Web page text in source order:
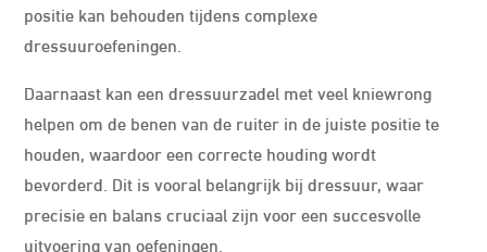
positie kan behouden tijdens complexe
dressuuroefeningen.
Daarnaast kan een dressuurzadel met veel kniewrong
helpen om de benen van de ruiter in de juiste positie te
houden, waardoor een correcte houding wordt
bevorderd. Dit is vooral belangrijk bij dressuur, waar
precisie en balans cruciaal zijn voor een succesvolle
uitvoering van oefeningen.